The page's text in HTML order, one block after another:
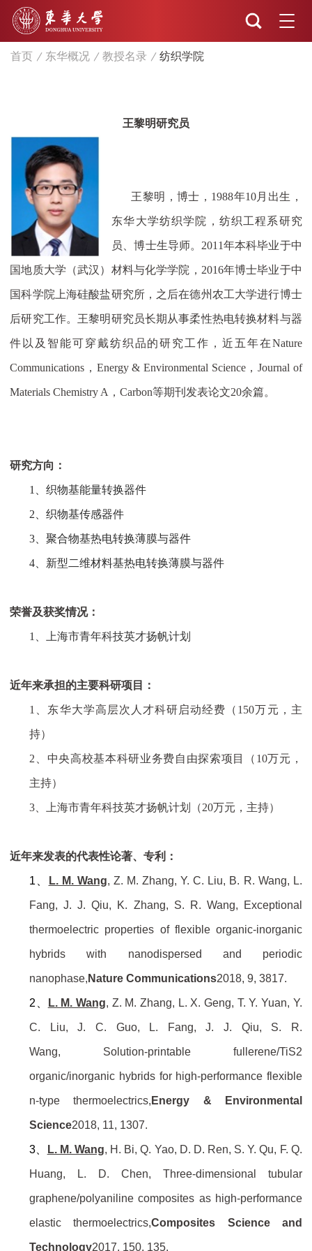
首页 东华概况 教授名录 纺织学院
王黎明研究员
王黎明，博士， 1988年10月出生，
东华大学纺织学院，纺织工程系研究
员、博士生导师。2011年本科毕业于中
国地质大学（武汉）材料与化学学院， 2016年博士毕业于中
国科学院上海硅酸盐研究所，之后在德州农工大学进行博士
后研究工作。王黎明研究员长期从事柔性热电转换材料与器
件以及智能可穿戴纺织品的研究工作，近五年在Nature
Communications ， Energy & Environmental Science，Journal of
Materials Chemistry A ，Carbon等期刊发表论文20余篇。
研究方向：
1、织物基能量转换器件
2、织物基传感器件
3、聚合物基热电转换薄膜与器件
4、 新型二维材料基热电转换薄膜与器件
荣誉及获奖情况：
1、上海市青年科技英才扬帆计划
近年来承担的主要科研项目：
1、 东华大学高层次人才科研启动经费（ 150万元，主
持）
2、 中央高校基本科研业务费自由探索项目（ 10万元，
主持）
3、上海市青年科技英才扬帆计划（20万元，主持）
近年来发表的代表性论著、专利：
1、 L. M. Wang, Z. M. Zhang, Y. C. Liu, B. R. Wang, L.
Fang, J. J. Qiu, K. Zhang, S. R. Wang, Exceptional
thermoelectric properties of flexible organic-inorganic
hybrids with nanodispersed and periodic
nanophase, Nature Communications2018,9, 3817.
2、 L. M. Wang, Z. M. Zhang, L. X. Geng, T. Y. Yuan, Y.
C. Liu, J. C. Guo, L. Fang, J. J. Qiu, S. R.
Wang, Solution-printable fullerene/TiS2
organic/inorganic hybrids for high-performance flexible
n-type thermoelectrics, Energy & Environmental
Science2018, 11, 1307.
3、 L. M. Wang, H. Bi, Q. Yao, D. D. Ren, S. Y. Qu, F. Q.
Huang, L. D. Chen, Three-dimensional tubular
graphene/polyaniline composites as high-performance
elastic thermoelectrics,Composites Science and
Technology2017, 150, 135.